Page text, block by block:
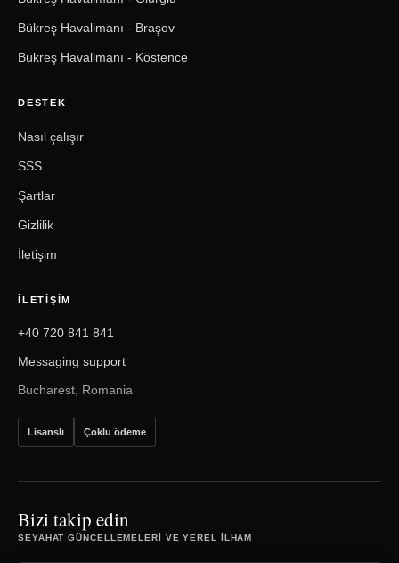
Bükreş Havalimanı - Braşov
Bükreş Havalimanı - Köstence
DESTEK
Nasıl çalışır
SSS
Şartlar
Gizlilik
İletişim
İLETIŞIM
+40 720 841 841
Messaging support
Bucharest, Romania
Lisanslı Çoklu ödeme
Bizi takip edin
SEYAHAT GÜNCELLEMELERI VE YEREL ILHAM